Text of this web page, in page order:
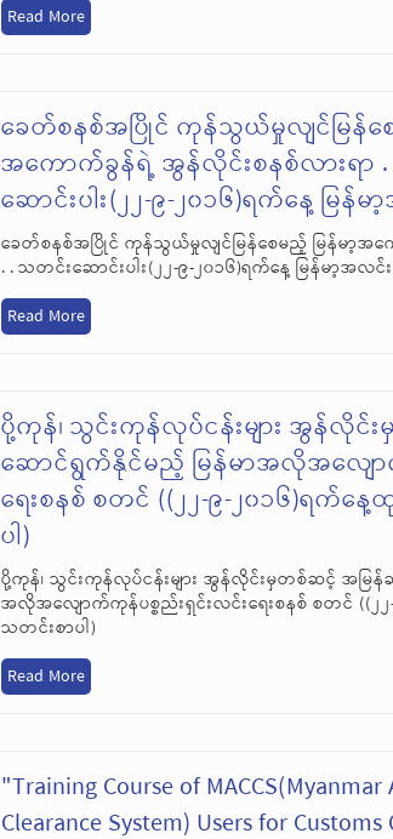
Read More
ခေတ်စနစ်အပြိုင် ကုန်သွယ်မှုလျင်မြန်စ
အကောက်ခွန်ရဲ့ အွန်လိုင်းစနစ်လားရာ .
ဆောင်းပါး(၂၂-၉-၂၀၁၆)ရက်နေ့ မြန်
ခေတ်စနစ်အပြိုင် ကုန်သွယ်မှုလျင်မြန်စေမည့် မြန်မာ့အ
. . သတင်းဆောင်းပါး(၂၂-၉-၂၀၁၆)ရက်နေ့ မြန်မာ့အလ
Read More
ပို့ကုန်၊ သွင်းကုန်လုပ်ငန်းများ အွန်လိုင်
ဆောင်ရွက်နိုင်မည့် မြန်မာအလိုအလျော
ရေးစနစ် စတင် ((၂၂-၉-၂၀၁၆)ရက်န
ပါ)
ပို့ကုန်၊ သွင်းကုန်လုပ်ငန်းများ အွန်လိုင်းမှတစ်ဆင့် အမြ
အလိုအလျောက်ကုန်ပစ္စည်းရှင်းလင်းရေးစနစ် စတင် ((၂
သတင်းစာပါ)
Read More
"Training Course of
Clearance System) Users for